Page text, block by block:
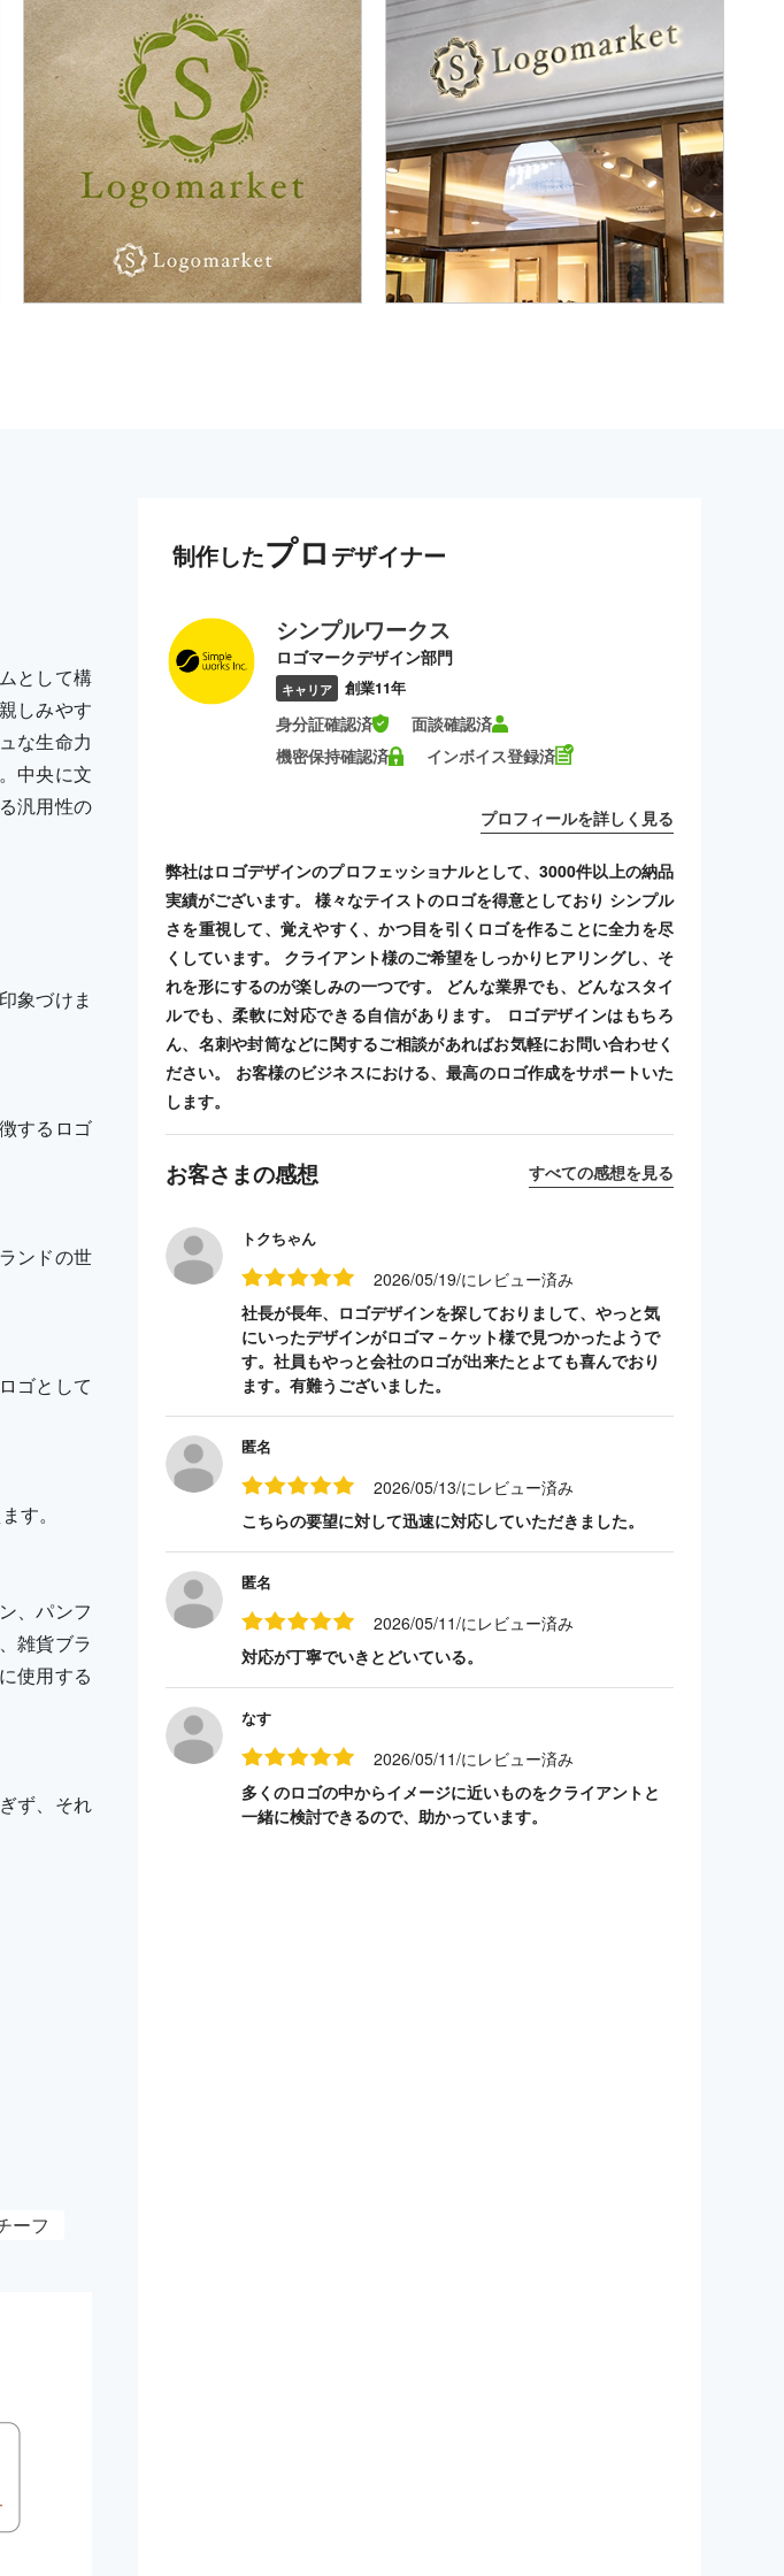
として構
しみやす
な生命力
中央に文
汎用性の
象づけま
するロゴ
ンドの世
ゴとして
す。
、パンフ
雑貨ブラ
使用する
ず、それ
ーフ
制作したプロ デザイナー
シンプルワークス
ロゴマークデザイン部門
キャリア 創業11年
身分証確認済
面談確認済
機密保持確認済
インボイス登録済
プロフィールを詳しく見る
弊社はロゴデザインのプロフェッショナルとして、3000件以上の納品
実績がございます。 様々なテイストのロゴを得意としており シンプル
さを重視して、覚えやすく、かつ目を引くロゴを作ることに全力を尽
くしています。 クライアント様のご希望をしっかりヒアリングし、そ
れを形にするのが楽しみの一つです。 どんな業界でも、どんなスタイ
ルでも、柔軟に対応できる自信があります。 ロゴデザインはもちろ
ん、名刺や封筒などに関するご相談があればお気軽にお問い合わせく
ださい。 お客様のビジネスにおける、最高のロゴ作成をサポートいた
します。
お客さまの感想 すべての感想を見る
トクちゃん
2026/05/19/にレビュー済み
社長が長年、ロゴデザインを探しておりまして、やっと気
にいったデザインがロゴマ－ケット様で見つかったようで
す。社員もやっと会社のロゴが出来たとよても喜んでおり
ます。有難うございました。
匿名
2026/05/13/にレビュー済み
こちらの要望に対して迅速に対応していただきました。
匿名
2026/05/11/にレビュー済み
対応が丁寧でいきとどいている。
なす
2026/05/11/にレビュー済み
多くのロゴの中からイメージに近いものをクライアントと
一緒に検討できるので、助かっています。